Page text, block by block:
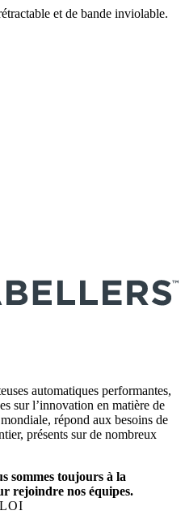
et de bande inviolable.
automatiques performantes,
sur l’innovation en matière de
répond aux besoins de
présents sur de nombreux
sommes toujours à la
rejoindre nos équipes.